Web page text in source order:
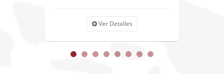
Ver Detalles